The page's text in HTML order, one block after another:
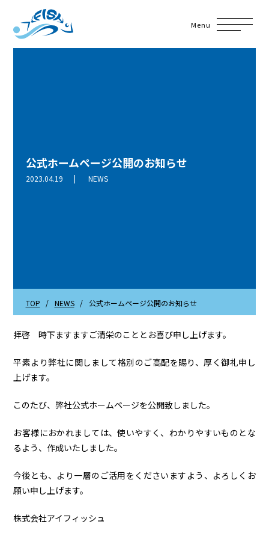
Menu
公式ホームページ公開のお知らせ
2023.04.19 NEWS
TOP NEWS 公式ホームページ公開のお知らせ
拝啓 時下ますますご清栄のこととお喜び申し上げます。
平素より弊社に関しまして格別のご高配を賜り、厚く御礼申し
上げます。
このたび、弊社公式ホームページを公開致しました。
お客様におかれましては、使いやすく、わかりやすいものとな
るよう、作成いたしました。
今後とも、より一層のご活用をくださいますよう、よろしくお
願い申し上げます。
株式会社アイフィッシュ